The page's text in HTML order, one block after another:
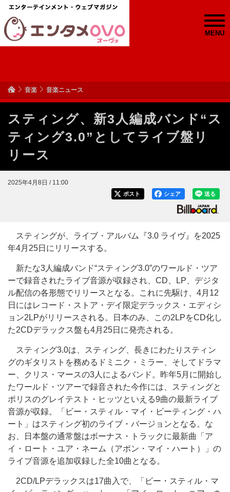
MENU
音楽 音楽ニュース
スティング、新3人編成バンド“ス
ティング3.0”としてライブ盤リ
リース
2025年4月8日 / 11:00
送る
シェア
ポスト
スティングが、ライブ・アルバム『3.0 ライヴ』を2025
年4月25日にリリースする。
新たな3人編成バンド“スティング3.0”のワールド・ツア
ーで録音されたライブ音源が収録され、CD、LP、デジタ
ル配信の各形態でリリースとなる。これに先駆け、4月12
日にはレコード・ストア・デイ限定デラックス・エディシ
ョン2LPがリリースされる。日本のみ、この2LPをCD化し
た2CDデラックス盤も4月25日に発売される。
スティング3.0は、スティング、長きにわたりスティン
グのギタリストを務めるドミニク・ミラー、そしてドラマ
ー、クリス・マースの3人によるバンド。昨年5月に開始し
たワールド・ツアーで録音された今作には、スティングと
ポリスのグレイテスト・ヒッツといえる9曲の最新ライブ
音源が収録。「ビー・スティル・マイ・ビーティング・ハ
ート」はスティング初のライブ・バージョンとなる。な
お、日本盤の通常盤はボーナス・トラックに最新曲「ア
イ・ロート・ユア・ネーム（アポン・マイ・ハート）」の
ライブ音源を追加収録した全10曲となる。
2CD/LPデラックスは17曲入で、「ビー・スティル・マ